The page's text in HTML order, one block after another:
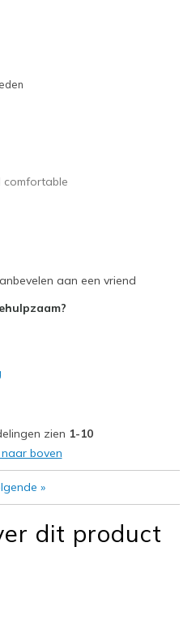
to width
for Wearing
comfortable
aan een vriend
zien 1-10
boven
»
dit product